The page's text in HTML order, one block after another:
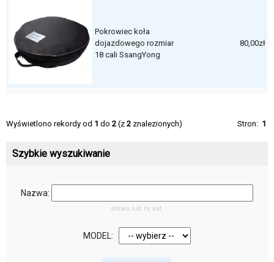
Pokrowiec koła
dojazdowego rozmiar
18 cali SsangYong
80,00zł
Stron: 1
Wyświetlono rekordy od 1 do 2 (z 2 znalezionych)
Szybkie wyszukiwanie
Nazwa:
słowo lub nr kat.
MODEL: